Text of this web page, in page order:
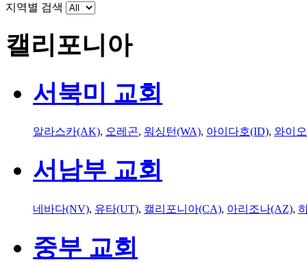
지역별 검색
캘리포니아
서북미 교회
알라스카(AK), 오레곤, 워싱턴(WA), 아이다호(ID), 와이
서남부 교회
네바다(NV), 유타(UT), 캘리포니아(CA), 아리조나(AZ),
중부 교회